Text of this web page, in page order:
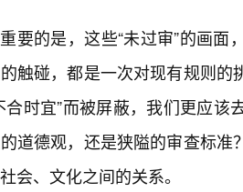
要的是，这些“未过审”的画
触碰，都是一次对现有规则
合时宜”而被屏蔽，我们更应
道德观，还是狭隘的审查标
会、文化之间的关系。